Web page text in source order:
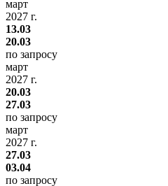
март
2027 г.
13.03
20.03
по запросу
март
2027 г.
20.03
27.03
по запросу
март
2027 г.
27.03
03.04
по запросу